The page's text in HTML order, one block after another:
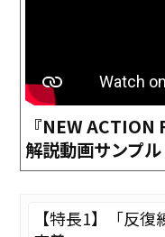
『NEW
解説動画サンプル
【特長1】「反